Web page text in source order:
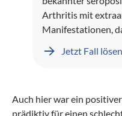
Arthritis mit
Manifestationen,
präsentiert sich
Jetzt Fall lösen
Auch hier war ein
prädiktiv für einen